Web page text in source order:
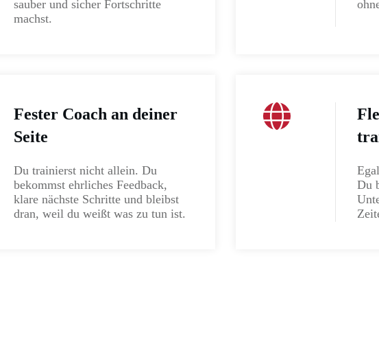
sauber und sicher Fortschritte
machst.
Fester Coach an deiner
Seite
Du trainierst nicht allein. Du
bekommst ehrliches Feedback,
klare nächste Schritte und bleibst
dran, weil du weißt was zu tun ist.
Du